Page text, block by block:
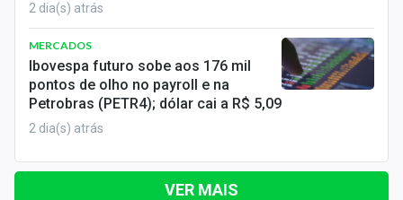
2 dia(s) atrás
MERCADOS
Ibovespa futuro sobe aos 176 mil
pontos de olho no payroll e na
Petrobras (PETR4); dólar cai a R$ 5,09
2 dia(s) atrás
VER MAIS